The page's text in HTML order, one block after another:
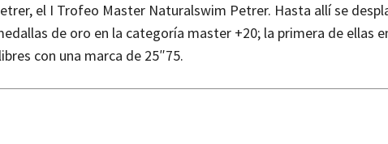
el I Trofeo Master Naturalswim Petrer. Hasta allí se
de oro en la categoría master +20; la primera de ellas
con una marca de 25″75.